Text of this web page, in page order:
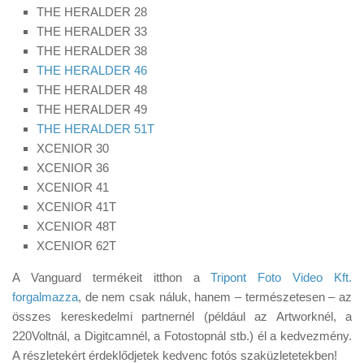
THE HERALDER 28
THE HERALDER 33
THE HERALDER 38
THE HERALDER 46
THE HERALDER 48
THE HERALDER 49
THE HERALDER 51T
XCENIOR 30
XCENIOR 36
XCENIOR 41
XCENIOR 41T
XCENIOR 48T
XCENIOR 62T
A Vanguard termékeit itthon aTripont Foto Video Kft.
forgalmazza, de nem csak náluk, hanem – természetesen – az
összes kereskedelmi partnernél (például az Artworknél, a
220Voltnál, a Digitcamnél, a Fotostopnál stb.) él a kedvezmény.
A részletekért érdeklődjetek kedvenc fotós szaküzletetekben!